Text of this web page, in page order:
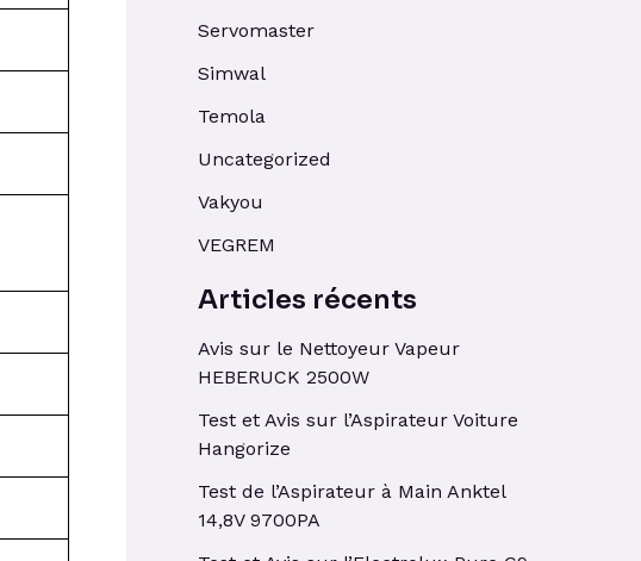
Servomaster
Simwal
Temola
Uncategorized
Vakyou
VEGREM
Articles récents
Avis sur le Nettoyeur Vapeur
HEBERUCK 2500W
Test et Avis sur l’Aspirateur Voiture
Hangorize
Test de l’Aspirateur à Main Anktel
14,8V 9700PA